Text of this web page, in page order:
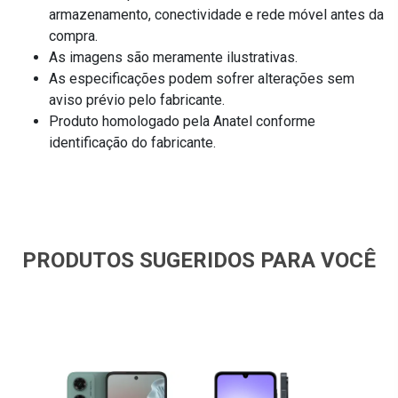
armazenamento, conectividade e rede móvel antes da
compra.
As imagens são meramente ilustrativas.
As especificações podem sofrer alterações sem
aviso prévio pelo fabricante.
Produto homologado pela Anatel conforme
identificação do fabricante.
PRODUTOS SUGERIDOS PARA VOCÊ